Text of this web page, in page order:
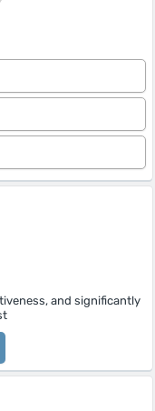
and significantly